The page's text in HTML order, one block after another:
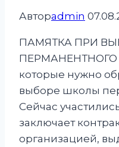
Авторadmin
ПАМЯТКА ПРИ
ПЕРМАНЕНТНОГО
которые нужно
выборе школы
Сейчас
заключает
организацией,